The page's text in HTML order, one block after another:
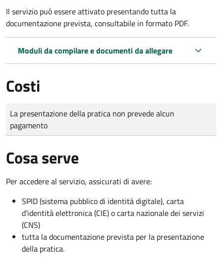
Il servizio può essere attivato presentando tutta la
documentazione prevista, consultabile in formato PDF.
Moduli da compilare e documenti da allegare
Costi
Tipo di pagamento
Importo
La presentazione della pratica non prevede alcun
pagamento
Cosa serve
Per accedere al servizio, assicurati di avere:
SPID (sistema pubblico di identità digitale), carta
d’identità elettronica (CIE) o carta nazionale dei servizi
(CNS)
tutta la documentazione prevista per la presentazione
della pratica.